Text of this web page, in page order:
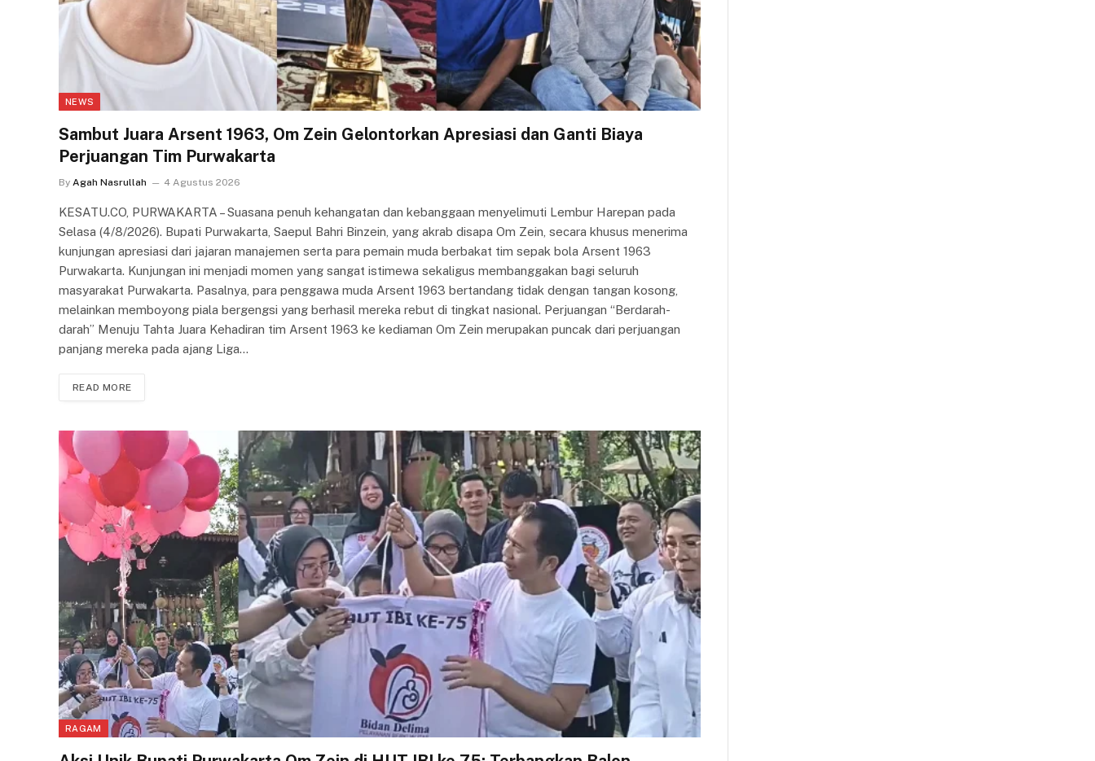
NEWS
Sambut Juara Arsent 1963, Om Zein Gelontorkan Apresiasi dan Ganti Biaya
Perjuangan Tim Purwakarta
By Agah Nasrullah 4 Agustus 2026
KESATU.CO, PURWAKARTA – Suasana penuh kehangatan dan kebanggaan menyelimuti Lembur Harepan pada
Selasa (4/8/2026). Bupati Purwakarta, Saepul Bahri Binzein, yang akrab disapa Om Zein, secara khusus menerima
kunjungan apresiasi dari jajaran manajemen serta para pemain muda berbakat tim sepak bola Arsent 1963
Purwakarta. Kunjungan ini menjadi momen yang sangat istimewa sekaligus membanggakan bagi seluruh
masyarakat Purwakarta. Pasalnya, para penggawa muda Arsent 1963 bertandang tidak dengan tangan kosong,
melainkan memboyong piala bergengsi yang berhasil mereka rebut di tingkat nasional. Perjuangan “Berdarah-
darah” Menuju Tahta Juara Kehadiran tim Arsent 1963 ke kediaman Om Zein merupakan puncak dari perjuangan
panjang mereka pada ajang Liga…
READ MORE
RAGAM